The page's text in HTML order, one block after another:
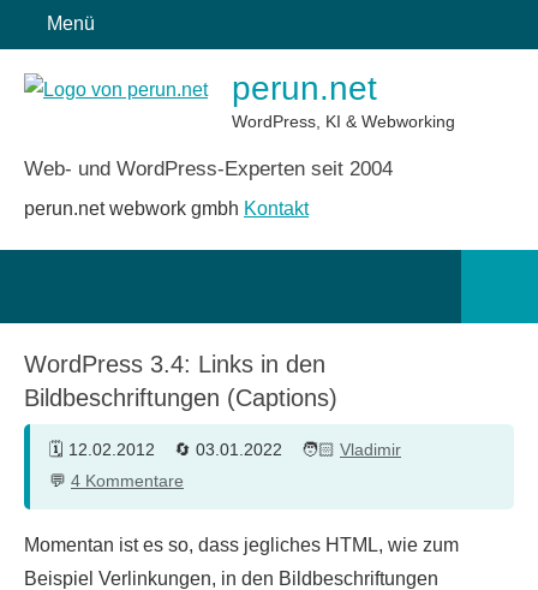
Inhalt
springen
Menü
perun.net
WordPress, KI & Webworking
Web- und WordPress-Experten seit 2004
perun.net webwork gmbh Kontakt
WordPress 3.4: Links in den
Bildbeschriftungen (Captions)
12.02.2012 03.01.2022
Vladimir
4 Kommentare
Momentan ist es so, dass jegliches HTML, wie zum
Beispiel Verlinkungen, in den Bildbeschriftungen